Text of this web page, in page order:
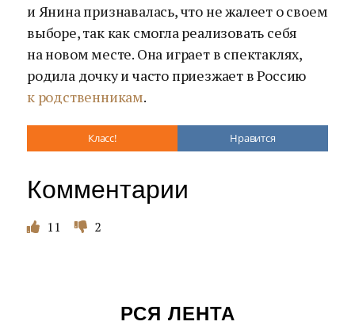
и Янина признавалась, что не жалеет о своем
выборе, так как смогла реализовать себя
на новом месте. Она играет в спектаклях,
родила дочку и часто приезжает в Россию
к родственникам.
Класс! Нравится
Комментарии
11 2
РСЯ ЛЕНТА